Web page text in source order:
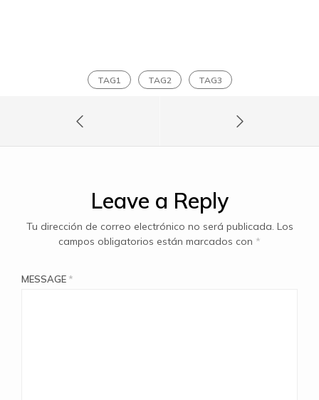
TAG1 TAG2 TAG3
Leave a Reply
Tu dirección de correo electrónico no será publicada. Los
campos obligatorios están marcados con *
MESSAGE *